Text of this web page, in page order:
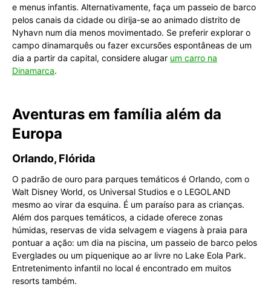
e menus infantis. Alternativamente, faça um passeio de barco
pelos canais da cidade ou dirija-se ao animado distrito de
Nyhavn num dia menos movimentado. Se preferir explorar o
campo dinamarquês ou fazer excursões espontâneas de um
dia a partir da capital, considere alugar um carro na
Dinamarca.
Aventuras em família além da
Europa
Orlando, Flórida
O padrão de ouro para parques temáticos é Orlando, com o
Walt Disney World, os Universal Studios e o LEGOLAND
mesmo ao virar da esquina. É um paraíso para as crianças.
Além dos parques temáticos, a cidade oferece zonas
húmidas, reservas de vida selvagem e viagens à praia para
pontuar a ação: um dia na piscina, um passeio de barco pelos
Everglades ou um piquenique ao ar livre no Lake Eola Park.
Entretenimento infantil no local é encontrado em muitos
resorts também.